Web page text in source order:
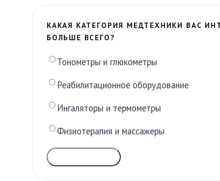
КАКАЯ КАТЕГОРИЯ МЕДТЕХНИКИ ВАС
БОЛЬШЕ ВСЕГО?
Тонометры и глюкометры
Реабилитационное оборудование
Ингаляторы и термометры
Физиотерапия и массажеры